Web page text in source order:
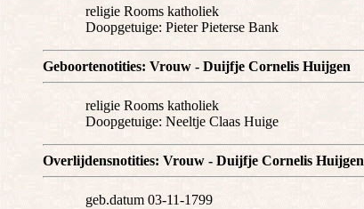
religie Rooms katholiek
Doopgetuige: Pieter Pieterse Bank
Geboortenotities: Vrouw - Duijfje Cornelis Huijgen
religie Rooms katholiek
Doopgetuige: Neeltje Claas Huige
Overlijdensnotities: Vrouw - Duijfje Cornelis Huijgen
geb.datum 03-11-1799